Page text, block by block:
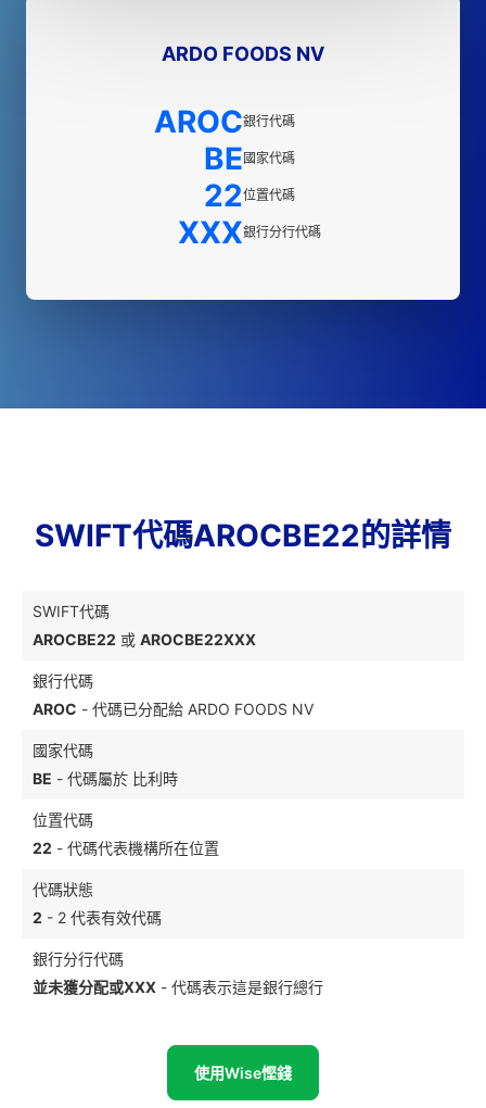
ARDO FOODS NV
AROC銀行代碼
BE國家代碼
22位置代碼
XXX銀行分行代碼
SWIFT代碼AROCBE22的詳情
SWIFT代碼
AROCBE22 或 AROCBE22XXX
銀行代碼
AROC - 代碼已分配給 ARDO FOODS NV
國家代碼
BE - 代碼屬於 比利時
位置代碼
22 - 代碼代表機構所在位置
代碼狀態
2 - 2 代表有效代碼
銀行分行代碼
並未獲分配或XXX - 代碼表示這是銀行總行
使用Wise慳錢